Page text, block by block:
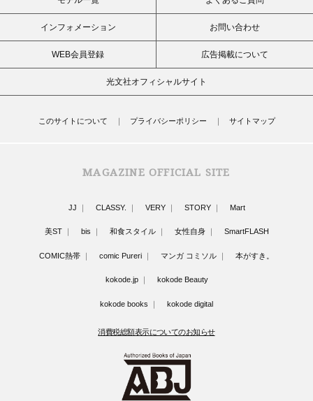
インフォメーション お問い合わせ
WEB会員登録 広告掲載について
光文社オフィシャルサイト
このサイトについて プライバシーポリシー サイトマップ
MAGAZINE OFFICIAL SITE
JJ CLASSY. VERY STORY Mart
美ST bis 和食スタイル 女性自身 SmartFLASH
COMIC熱帯 comic Pureri マンガ コミソル 本がすき。
kokode.jp kokode Beauty
kokode books kokode digital
消費税総額表示についてのお知らせ